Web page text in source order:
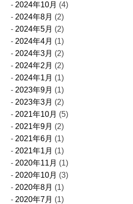
2024年10月 (4)
2024年8月 (2)
2024年5月 (2)
2024年4月 (1)
2024年3月 (2)
2024年2月 (2)
2024年1月 (1)
2023年9月 (1)
2023年3月 (2)
2021年10月 (5)
2021年9月 (2)
2021年6月 (1)
2021年1月 (1)
2020年11月 (1)
2020年10月 (3)
2020年8月 (1)
2020年7月 (1)